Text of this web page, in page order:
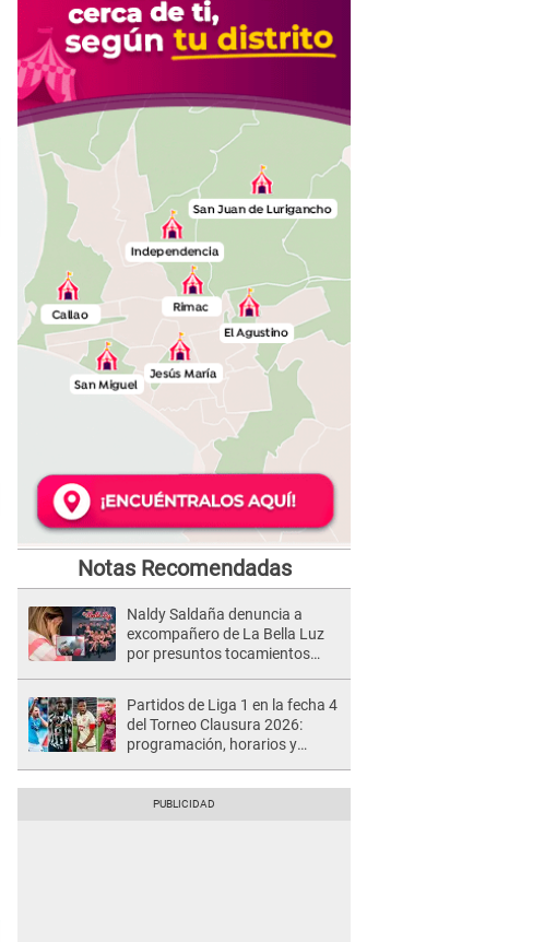
Notas Recomendadas
Naldy Saldaña denuncia a
excompañero de La Bella Luz
por presuntos tocamientos
Partidos de Liga 1 en la fecha 4
del Torneo Clausura 2026:
programación, horarios y